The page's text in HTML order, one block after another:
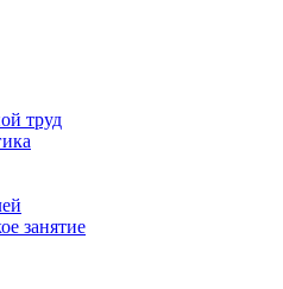
труд
занятие